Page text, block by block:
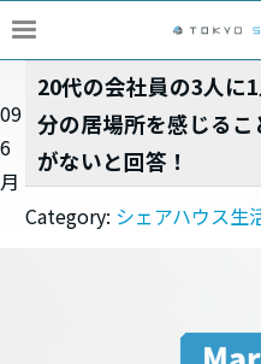
09
6
月
20代の会社員の3人に
分の居場所を感じる
がないと回答！
Category: シェアハウス生